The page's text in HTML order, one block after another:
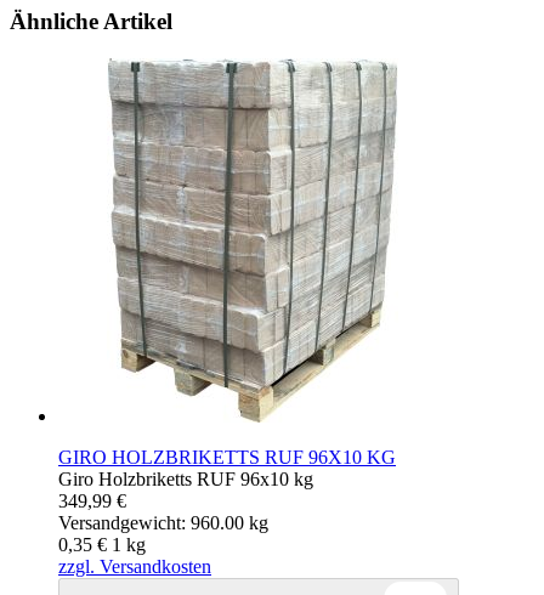
Ähnliche Artikel
GIRO HOLZBRIKETTS RUF 96X10 KG
Giro Holzbriketts RUF 96x10 kg
349,99 €
Versandgewicht: 960.00 kg
0,35 € 1 kg
zzgl. Versandkosten